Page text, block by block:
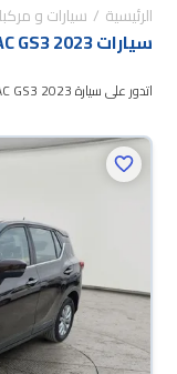
الرئيسية سيارات و
سيارات GAC GS3 2023 للبيع في السعودية
تقسيط، وتحجزها أونلاين،